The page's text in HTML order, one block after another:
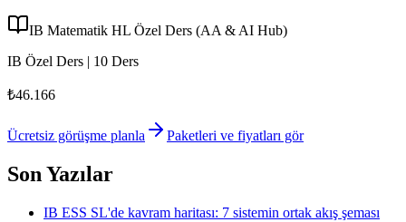
IB Matematik HL Özel Ders (AA & AI Hub)
IB Özel Ders | 10 Ders
₺46.166
Ücretsiz görüşme planla Paketleri ve fiyatları gör
Son Yazılar
IB ESS SL'de kavram haritası: 7 sistemin ortak akış şeması